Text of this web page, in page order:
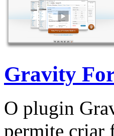
Gravity
O plugin
permite criar